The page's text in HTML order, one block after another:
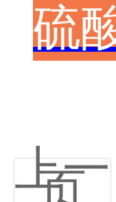
硫
上一
页